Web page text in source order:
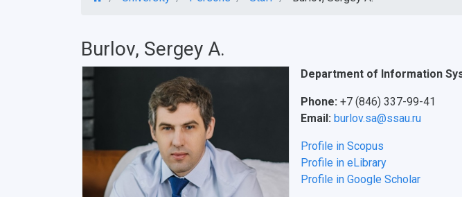
Burlov, Sergey A.
Department of Information
Phone: +7 (846) 337-99-41
Email: burlov.sa@ssau.ru
Profile in Scopus
Profile in eLibrary
Profile in Google Scholar